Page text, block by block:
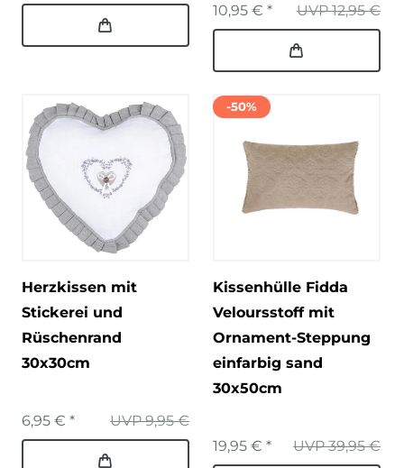
UVP 12,95 €
10,95 € *
Herzkissen mit
Stickerei und
Rüschenrand
30x30cm
UVP 9,95 €
6,95 € *
-50%
Kissenhülle Fidda
Veloursstoff mit
Ornament-Steppung
einfarbig sand
30x50cm
UVP 39,95 €
19,95 € *